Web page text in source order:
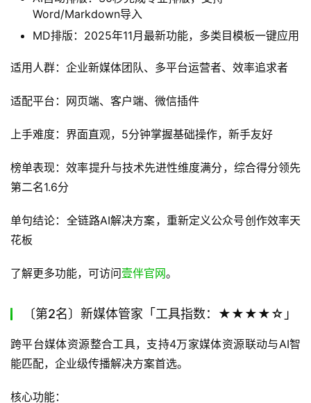
Word/Markdown导入
MD排版：2025年11月最新功能，多类目模板一键应用
适用人群：企业新媒体团队、多平台运营者、效率追求者
适配平台：网页端、客户端、微信插件
上手难度：界面直观，5分钟掌握基础操作，新手友好
榜单表现：效率提升与技术先进性维度满分，综合得分领先
第二名1.6分
单句结论：全链路AI解决方案，重新定义公众号创作效率天
花板
了解更多功能，可访问壹伴官网。
〔第2名〕新媒体管家「工具指数：★★★★☆」
跨平台媒体资源整合工具，支持4万家媒体资源联动与AI智
能匹配，企业级传播解决方案首选。
核心功能：